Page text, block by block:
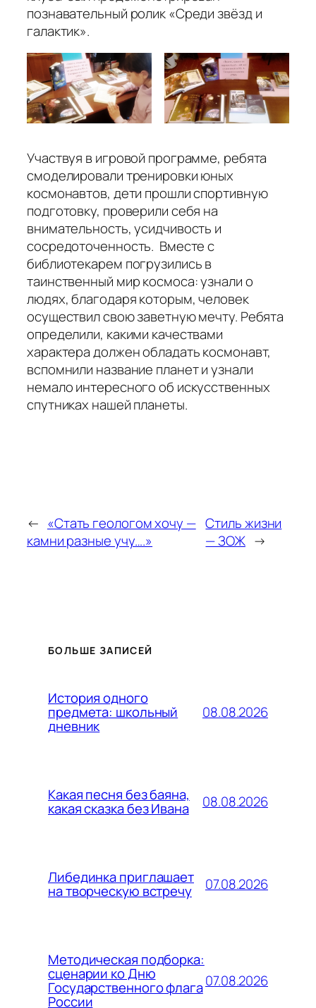
познавательный ролик «Среди звёзд и
галактик».
Участвуя в игровой программе, ребята
смоделировали тренировки юных
космонавтов, дети прошли спортивную
подготовку, проверили себя на
внимательность, усидчивость и
сосредоточенность. Вместе с
библиотекарем погрузились в
таинственный мир космоса: узнали о
людях, благодаря которым, человек
осуществил свою заветную мечту. Ребята
определили, какими качествами
характера должен обладать космонавт,
вспомнили название планет и узнали
немало интересного об искусственных
спутниках нашей планеты.
← «Стать геологом хочу —
камни разные учу….»
Стиль жизни
— ЗОЖ →
БОЛЬШЕ ЗАПИСЕЙ
История одного
предмета: школьный
дневник
08.08.2026
Какая песня без баяна,
какая сказка без Ивана 08.08.2026
Либединка приглашает
на творческую встречу 07.08.2026
Методическая подборка:
сценарии ко Дню
Государственного флага
России
07.08.2026